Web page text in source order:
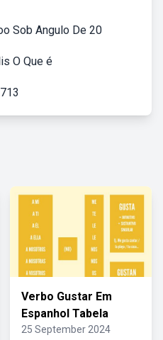
Sob Angulo De 20
O Que é
Verbo Gustar Em
Espanhol Tabela
25 September 2024